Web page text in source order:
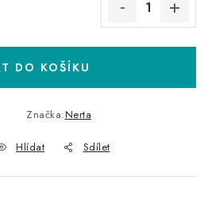
DO KOŠÍKU
Značka:Nerta
Hlídat Sdílet